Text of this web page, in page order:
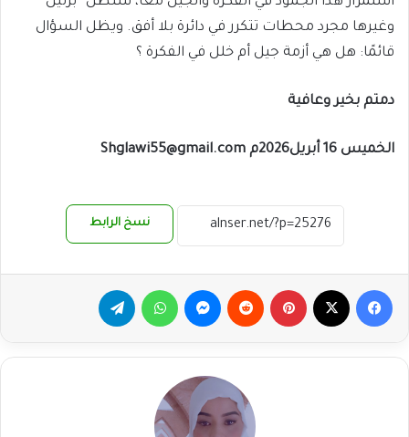
وغيرها مجرد محطات تتكرر في دائرة بلا أفق. ويظل السؤال
قائمًا: هل هي أزمة جيل أم خلل في الفكرة ؟
دمتم بخير وعافية
الخميس 16 أبريل2026م Shglawi55@gmail.com
نسخ الرابط
فيسبوك بينتيريست ماسنجر واتساب